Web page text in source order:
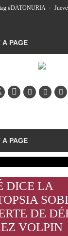
#DATONURIA »
DICE LA
DE
VOLPIN